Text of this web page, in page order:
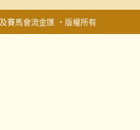
賽馬會流金匯 ‧版權所有